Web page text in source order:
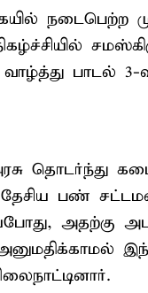
நடைபெற்ற
பாடல்
தொடர்ந்து
பண்
அதற்கு